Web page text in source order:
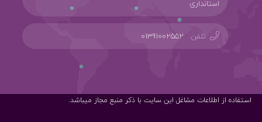
استانداری
تلفن: 01391002552
استفاده از اطلاعات مشاغل این سایت با ذکر منبع مجاز میباشد.